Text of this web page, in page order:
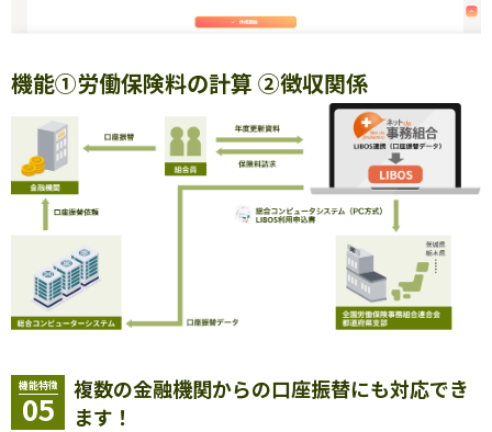
機能①労働保険料の計算 ②徴収関係
機能特徴
05
複数の金融機関からの口座振替にも対応でき
ます！